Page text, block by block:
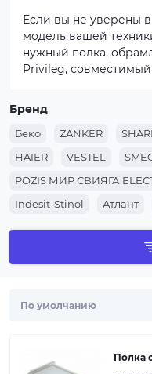
Если вы не уверены
модель вашей
нужный полка,
Privileg,
Бренд
Беко ZANKER
HAIER
VESTEL
POZIS МИР СВИЯГА
Indesit-Stinol
Атлант
ZANUSSI
WHIRLPOOL
Полка